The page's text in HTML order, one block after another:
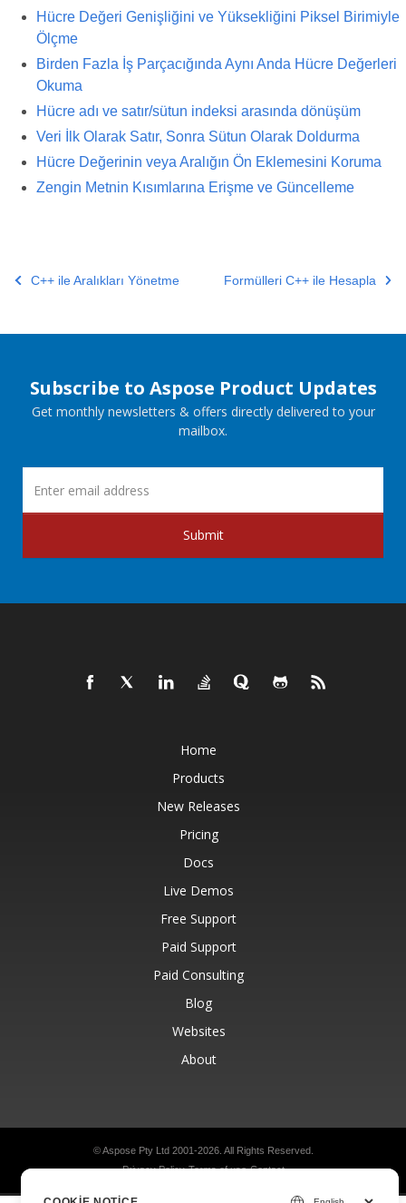
Hücre Değeri Genişliğini ve Yüksekliğini Piksel Birimiyle
Ölçme
Birden Fazla İş Parçacığında Aynı Anda Hücre Değerleri
Okuma
Hücre adı ve satır/sütun indeksi arasında dönüşüm
Veri İlk Olarak Satır, Sonra Sütun Olarak Doldurma
Hücre Değerinin veya Aralığın Ön Eklemesini Koruma
Zengin Metnin Kısımlarına Erişme ve Güncelleme
C++ ile Aralıkları Yönetme Formülleri C++ ile Hesapla
Subscribe to Aspose Product Updates
Get monthly newsletters & offers directly delivered to your
mailbox.
Submit
Home
Products
New Releases
Pricing
Docs
Live Demos
Free Support
Paid Support
Paid Consulting
Blog
Websites
About
© Aspose Pty Ltd 2001-2026. All Rights Reserved.
Privacy Policy Terms of use Contact